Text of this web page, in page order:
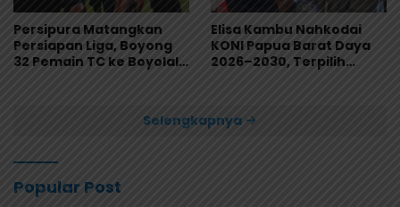
Persipura Matangkan
Persiapan Liga, Boyong
32 Pemain TC ke Boyolali
Elisa Kambu Nahkodai
KONI Papua Barat Daya
2026–2030, Terpilih
Selengkapnya
Popular Post